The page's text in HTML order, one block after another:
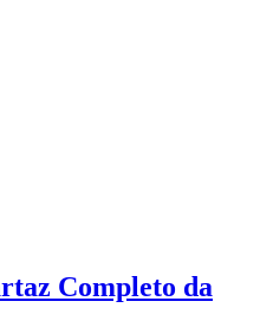
Completo da